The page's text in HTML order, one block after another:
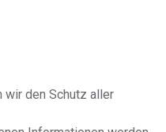
den Schutz aller